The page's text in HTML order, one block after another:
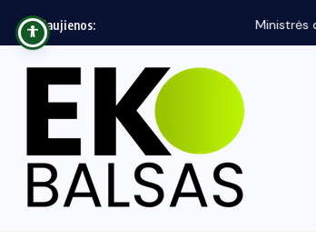
Naujienos: Ministrės dr. M.